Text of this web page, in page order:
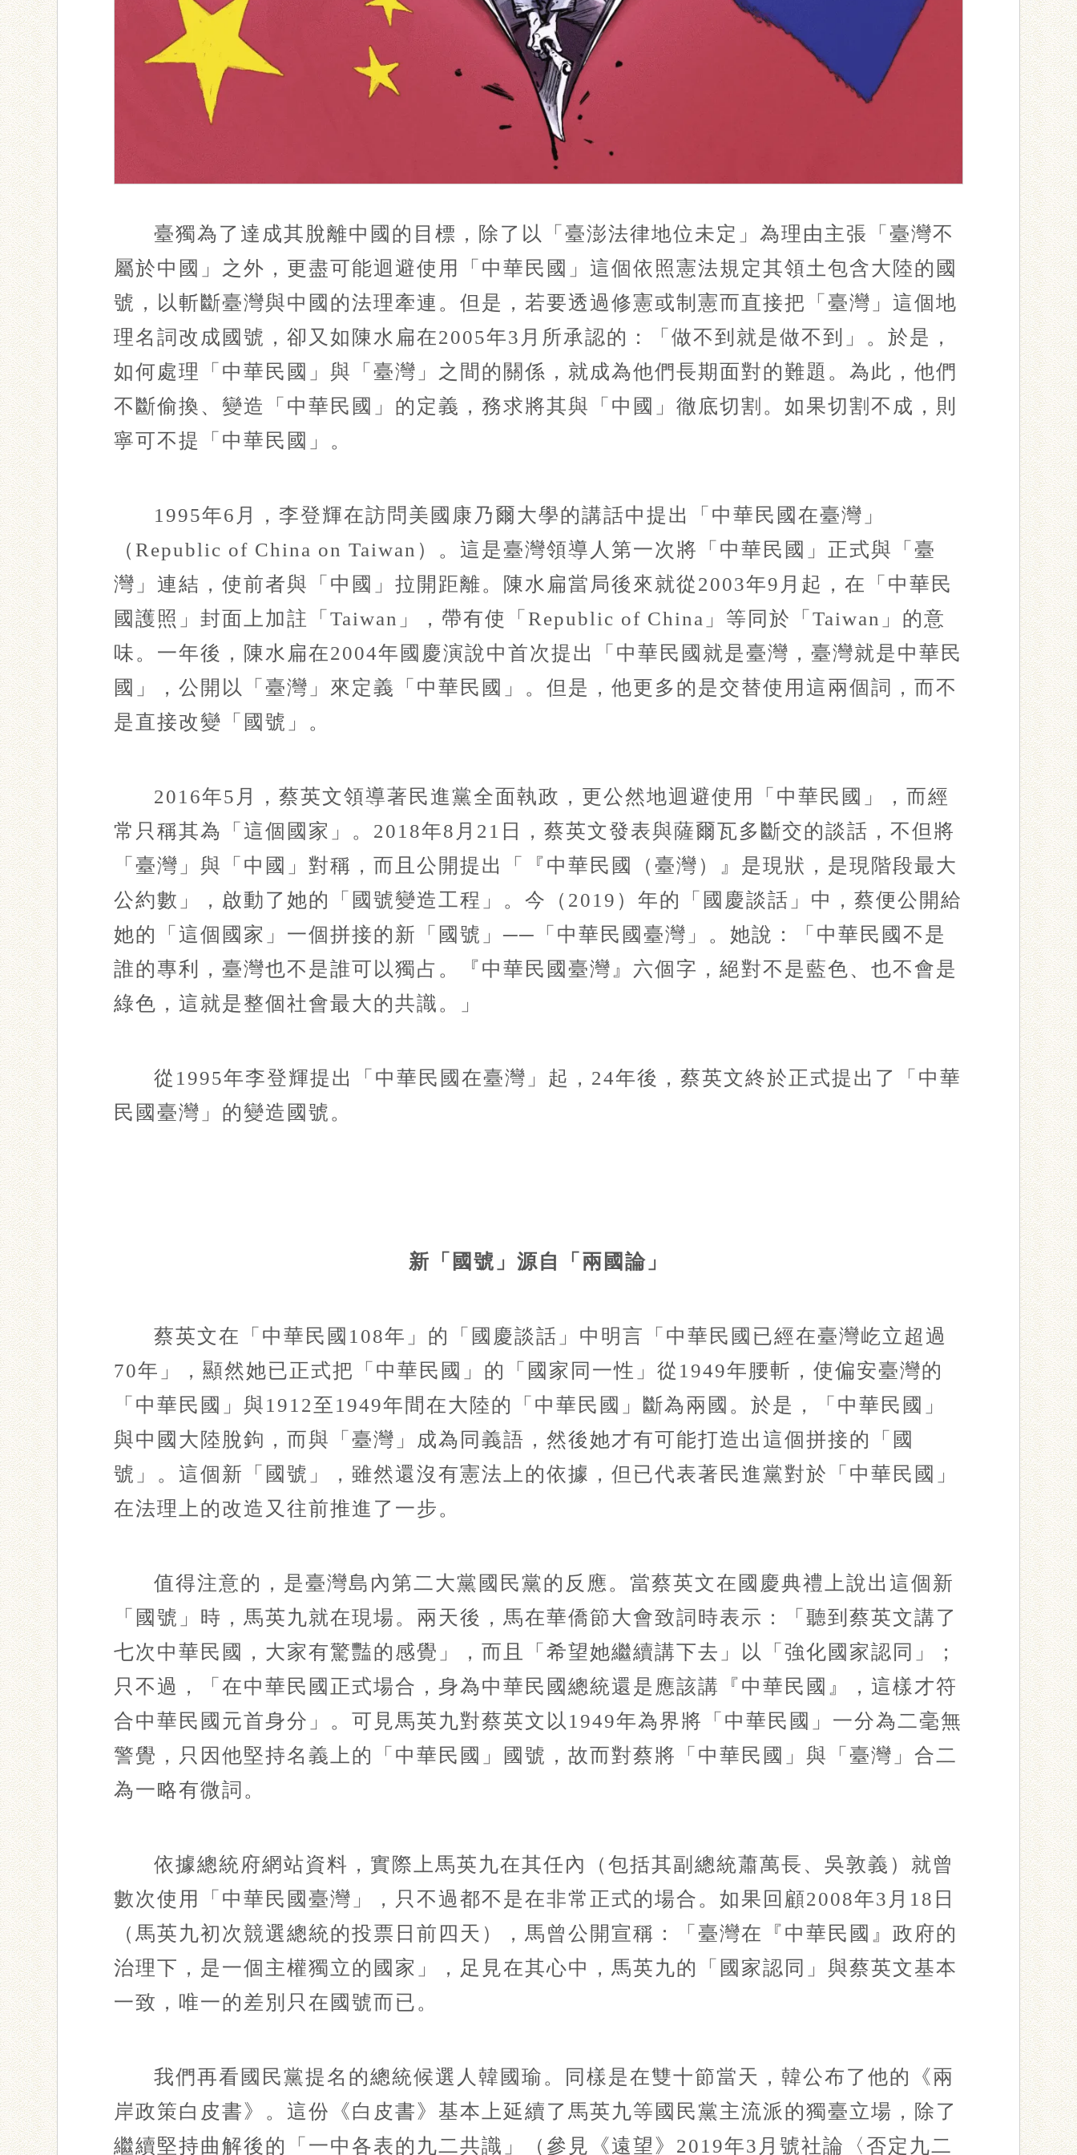
臺獨為了達成其脫離中國的目標，除了以「臺澎法律地位未定」為理由主張「臺灣不
屬於中國」之外，更盡可能迴避使用「中華民國」這個依照憲法規定其領土包含大陸的國
號，以斬斷臺灣與中國的法理牽連。但是，若要透過修憲或制憲而直接把「臺灣」這個地
理名詞改成國號，卻又如陳水扁在2005年3月所承認的：「做不到就是做不到」。於是，
如何處理「中華民國」與「臺灣」之間的關係，就成為他們長期面對的難題。為此，他們
不斷偷換、變造「中華民國」的定義，務求將其與「中國」徹底切割。如果切割不成，則
寧可不提「中華民國」。
1995年6月，李登輝在訪問美國康乃爾大學的講話中提出「中華民國在臺灣」
（Republic of China on Taiwan）。這是臺灣領導人第一次將「中華民國」正式與「臺
灣」連結，使前者與「中國」拉開距離。陳水扁當局後來就從2003年9月起，在「中華民
國護照」封面上加註「Taiwan」，帶有使「Republic of China」等同於「Taiwan」的意
味。一年後，陳水扁在2004年國慶演說中首次提出「中華民國就是臺灣，臺灣就是中華民
國」，公開以「臺灣」來定義「中華民國」。但是，他更多的是交替使用這兩個詞，而不
是直接改變「國號」。
2016年5月，蔡英文領導著民進黨全面執政，更公然地迴避使用「中華民國」，而經
常只稱其為「這個國家」。2018年8月21日，蔡英文發表與薩爾瓦多斷交的談話，不但將
「臺灣」與「中國」對稱，而且公開提出「『中華民國（臺灣）』是現狀，是現階段最大
公約數」，啟動了她的「國號變造工程」。今（2019）年的「國慶談話」中，蔡便公開給
她的「這個國家」一個拼接的新「國號」──「中華民國臺灣」。她說：「中華民國不是
誰的專利，臺灣也不是誰可以獨占。『中華民國臺灣』六個字，絕對不是藍色、也不會是
綠色，這就是整個社會最大的共識。」
從1995年李登輝提出「中華民國在臺灣」起，24年後，蔡英文終於正式提出了「中華
民國臺灣」的變造國號。
新「國號」源自「兩國論」
蔡英文在「中華民國108年」的「國慶談話」中明言「中華民國已經在臺灣屹立超過
70年」，顯然她已正式把「中華民國」的「國家同一性」從1949年腰斬，使偏安臺灣的
「中華民國」與1912至1949年間在大陸的「中華民國」斷為兩國。於是，「中華民國」
與中國大陸脫鉤，而與「臺灣」成為同義語，然後她才有可能打造出這個拼接的「國
號」。這個新「國號」，雖然還沒有憲法上的依據，但已代表著民進黨對於「中華民國」
在法理上的改造又往前推進了一步。
值得注意的，是臺灣島內第二大黨國民黨的反應。當蔡英文在國慶典禮上說出這個新
「國號」時，馬英九就在現場。兩天後，馬在華僑節大會致詞時表示：「聽到蔡英文講了
七次中華民國，大家有驚豔的感覺」，而且「希望她繼續講下去」以「強化國家認同」；
只不過，「在中華民國正式場合，身為中華民國總統還是應該講『中華民國』，這樣才符
合中華民國元首身分」。可見馬英九對蔡英文以1949年為界將「中華民國」一分為二毫無
警覺，只因他堅持名義上的「中華民國」國號，故而對蔡將「中華民國」與「臺灣」合二
為一略有微詞。
依據總統府網站資料，實際上馬英九在其任內（包括其副總統蕭萬長、吳敦義）就曾
數次使用「中華民國臺灣」，只不過都不是在非常正式的場合。如果回顧2008年3月18日
（馬英九初次競選總統的投票日前四天），馬曾公開宣稱：「臺灣在『中華民國』政府的
治理下，是一個主權獨立的國家」，足見在其心中，馬英九的「國家認同」與蔡英文基本
一致，唯一的差別只在國號而已。
我們再看國民黨提名的總統候選人韓國瑜。同樣是在雙十節當天，韓公布了他的《兩
岸政策白皮書》。這份《白皮書》基本上延續了馬英九等國民黨主流派的獨臺立場，除了
繼續堅持曲解後的「一中各表的九二共識」（參見《遠望》2019年3月號社論〈否定九二